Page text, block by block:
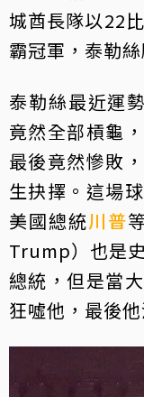
城酋長隊以22
霸冠軍，泰勒
泰勒絲最近運
竟然全部槓龜
最後竟然慘敗
生抉擇。這場
美國總統川普
Trump）也是
總統，但是當
狂噓他，最後